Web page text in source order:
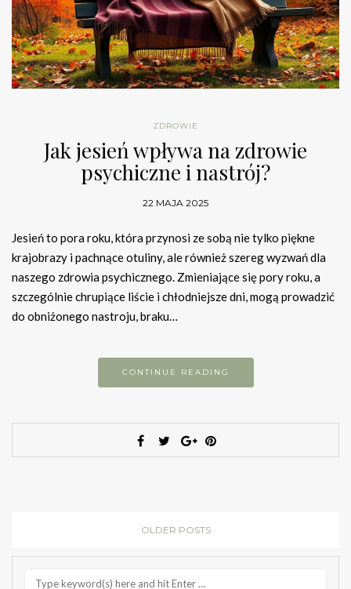
ZDROWIE
Jak jesień wpływa na zdrowie
psychiczne i nastrój?
22 MAJA 2025
Jesień to pora roku, która przynosi ze sobą nie tylko piękne
krajobrazy i pachnące otuliny, ale również szereg wyzwań dla
naszego zdrowia psychicznego. Zmieniające się pory roku, a
szczególnie chrupiące liście i chłodniejsze dni, mogą prowadzić
do obniżonego nastroju, braku…
CONTINUE READING
OLDER POSTS